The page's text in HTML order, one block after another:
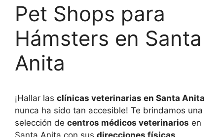
Pet Shops para
Hámsters en Santa
Anita
¡Hallar las clínicas veterinarias en Santa Anita
nunca ha sido tan accesible! Te brindamos una
selección de centros médicos veterinarios en
Santa Anita con sus direcciones físicas,